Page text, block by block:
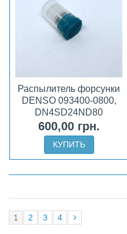
Распылитель форсунки
DENSO 093400-0800,
DN4SD24ND80
600,00 грн.
КУПИТЬ
1 2 3 4